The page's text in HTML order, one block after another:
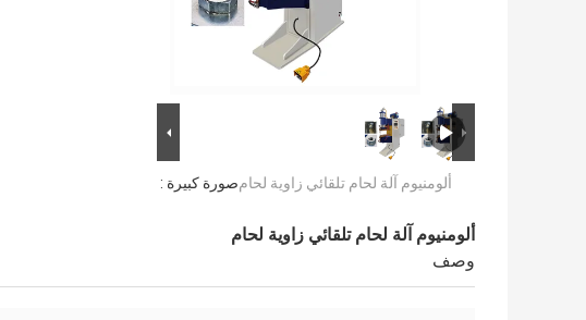
صورة كبيرة :ألومنيوم آلة لحام تلقائي زاوية لحام
ألومنيوم آلة لحام تلقائي زاوية لحام
وصف